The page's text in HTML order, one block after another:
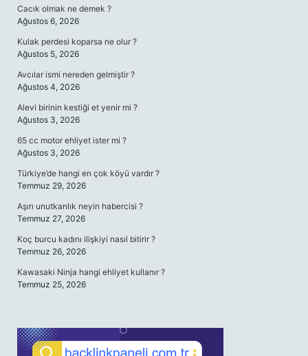
Cacık olmak ne demek ?
Ağustos 6, 2026
Kulak perdesi koparsa ne olur ?
Ağustos 5, 2026
Avcılar ismi nereden gelmiştir ?
Ağustos 4, 2026
Alevi birinin kestiği et yenir mi ?
Ağustos 3, 2026
65 cc motor ehliyet ister mi ?
Ağustos 3, 2026
Türkiye’de hangi en çok köyü vardır ?
Temmuz 29, 2026
Aşırı unutkanlık neyin habercisi ?
Temmuz 27, 2026
Koç burcu kadını ilişkiyi nasıl bitirir ?
Temmuz 26, 2026
Kawasaki Ninja hangi ehliyet kullanır ?
Temmuz 25, 2026